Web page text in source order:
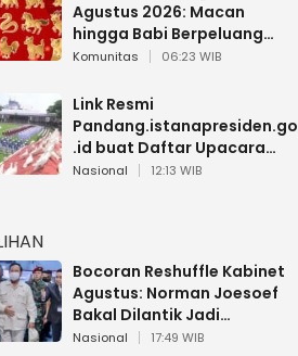
Agustus 2026: Macan
hingga Babi Berpeluang
Dapat Kabar Baik
Komunitas 06:23 WIB
Link Resmi
Pandang.istanapresiden.go
.id buat Daftar Upacara
Bendera HUT RI di Istana
Nasional 12:13 WIB
Bocoran Reshuffle Kabinet
Agustus: Norman Joesoef
Bakal Dilantik Jadi
Wamenhan RI
Nasional 17:49 WIB